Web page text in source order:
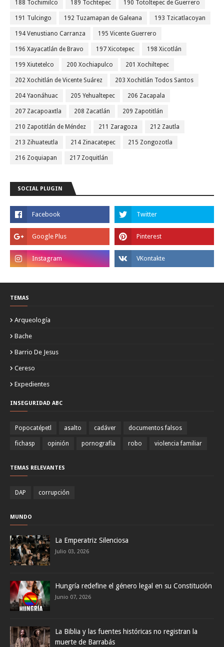
188 Tochimilco 189 Tochtepec 190 Totoltepec de Guerrero
191 Tulcingo 192 Tuzamapan de Galeana 193 Tzicatlacoyan
194 Venustiano Carranza 195 Vicente Guerrero
196 Xayacatlán de Bravo 197 Xicotepec 198 Xicotlán
199 Xiutetelco 200 Xochiapulco 201 Xochiltepec
202 Xochitlán de Vicente Suárez 203 Xochitlán Todos Santos
204 Yaonáhuac 205 Yehualtepec 206 Zacapala
207 Zacapoaxtla 208 Zacatlán 209 Zapotitlán
210 Zapotitlán de Méndez 211 Zaragoza 212 Zautla
213 Zihuateutla 214 Zinacatepec 215 Zongozotla
216 Zoquiapan 217 Zoquitlán
SOCIAL PLUGIN
TEMAS
Arqueología
Bache
Barrio De Jesus
Cereso
Expedientes
INSEGURIDAD ABC
Popocatépetl asalto cadáver documentos falsos
fichasp opinión pornografía robo violencia familiar
TEMAS RELEVANTES
DAP corrupción
MUNDO
La Emperatriz Silenciosa
Julio 03, 2026
Hungría redefine el género legal en su Constitución
Junio 07, 2026
La Biblia y las fuentes históricas no registran la
muerte de Barrabás